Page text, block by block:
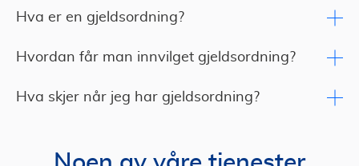
Hva er en gjeldsordning?
Hvordan får man innvilget gjeldsordning?
Hva skjer når jeg har gjeldsordning?